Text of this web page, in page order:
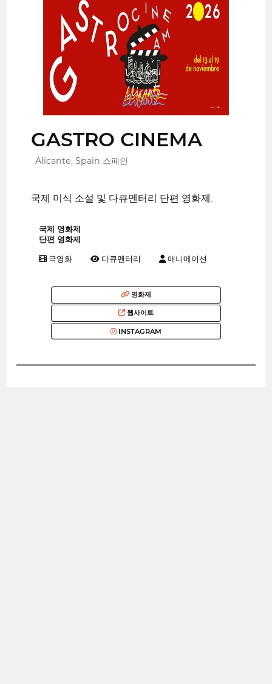
GASTRO CINEMA
Alicante, Spain 스페인
국제 미식 소설 및 다큐멘터리 단편 영화제.
국제 영화제
단편 영화제
극영화 다큐멘터리 애니메이션
영화제
웹사이트
INSTAGRAM